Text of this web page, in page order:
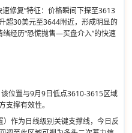
修复”特征：价格瞬间下探至3613
超30美元至3644附近，形成明显的
经历“恐慌抛售—买盘介入”的快速
位置与9月9日低点3610-3615区域
撑有效性。
作为日线级别关键支撑线，今日反